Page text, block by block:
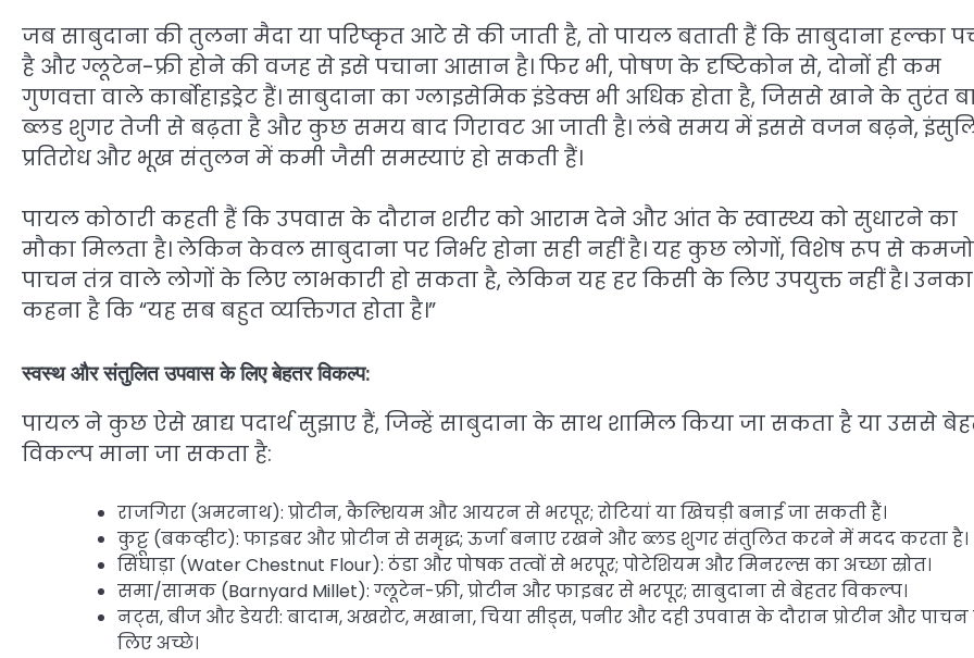
जब साबुदाना की तुलना मैदा या परिष्कृत आटे से की जाती है, तो पायल बताती हैं कि साबुदाना हल्का
है और ग्लूटेन-फ्री होने की वजह से इसे पचाना आसान है। फिर भी, पोषण के दृष्टिकोन से, दोनों ही कम
गुणवत्ता वाले कार्बोहाइड्रेट हैं। साबुदाना का ग्लाइसेमिक इंडेक्स भी अधिक होता है, जिससे खाने के तुरंत
ब्लड शुगर तेजी से बढ़ता है और कुछ समय बाद गिरावट आ जाती है। लंबे समय में इससे वजन बढ़ने,
प्रतिरोध और भूख संतुलन में कमी जैसी समस्याएं हो सकती हैं।
पायल कोठारी कहती हैं कि उपवास के दौरान शरीर को आराम देने और आंत के स्वास्थ्य को सुधारने का
मौका मिलता है। लेकिन केवल साबुदाना पर निर्भर होना सही नहीं है। यह कुछ लोगों, विशेष रूप से
पाचन तंत्र वाले लोगों के लिए लाभकारी हो सकता है, लेकिन यह हर किसी के लिए उपयुक्त नहीं है। उनका
कहना है कि “यह सब बहुत व्यक्तिगत होता है।”
स्वस्थ और संतुलित उपवास के लिए बेहतर विकल्प:
पायल ने कुछ ऐसे खाद्य पदार्थ सुझाए हैं, जिन्हें साबुदाना के साथ शामिल किया जा सकता है या उससे
विकल्प माना जा सकता है:
राजगिरा (अमरनाथ): प्रोटीन, कैल्शियम और आयरन से भरपूर; रोटियां या खिचड़ी बनाई जा सकती हैं।
कुट्टू (बकव्हीट): फाइबर और प्रोटीन से समृद्ध; ऊर्जा बनाए रखने और ब्लड शुगर संतुलित करने में मदद करता है।
सिंघाड़ा (Water Chestnut Flour): ठंडा और पोषक तत्वों से भरपूर; पोटेशियम और मिनरल्स का अच्छा स्रोत।
समा/सामक (Barnyard Millet): ग्लूटेन-फ्री, प्रोटीन और फाइबर से भरपूर; साबुदाना से बेहतर विकल्प।
नट्स, बीज और डेयरी: बादाम, अखरोट, मखाना, चिया सीड्स, पनीर और दही उपवास के दौरान प्रोटीन और
लिए अच्छे।